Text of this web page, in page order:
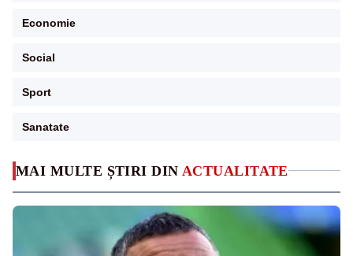
MAI MULTE ȘTIRI DIN ACTUALITATE
Economie
Social
Sport
Sanatate